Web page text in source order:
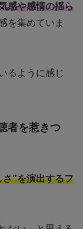
感や感情の揺ら
を集めていま
るように感じ
者を惹きつ
”を演出するフ